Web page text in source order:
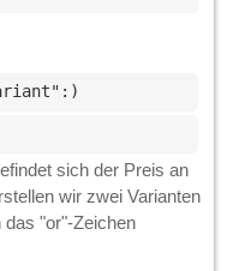
sich der Preis an
wir zwei Varianten
"or"-Zeichen